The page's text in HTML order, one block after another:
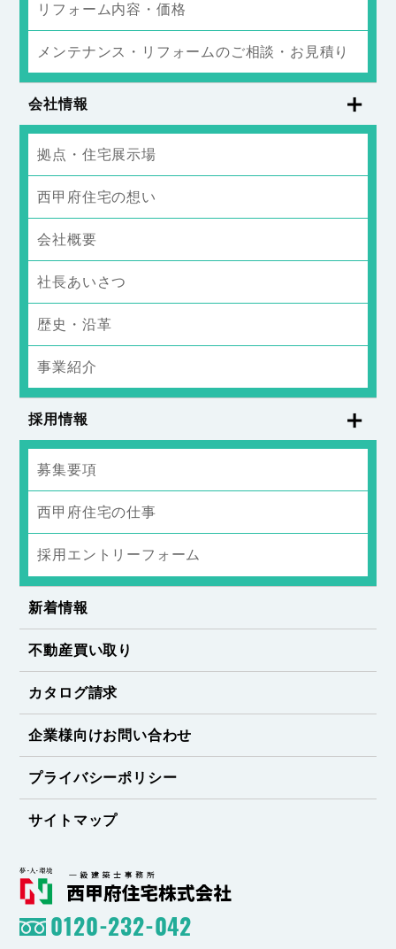
リフォーム内容・価格
メンテナンス・リフォームのご相談・お見積り
会社情報
拠点・住宅展示場
西甲府住宅の想い
会社概要
社長あいさつ
歴史・沿革
事業紹介
採用情報
募集要項
西甲府住宅の仕事
採用エントリーフォーム
新着情報
不動産買い取り
カタログ請求
企業様向けお問い合わせ
プライバシーポリシー
サイトマップ
0120-232-042